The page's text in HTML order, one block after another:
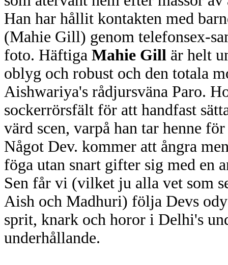
Han har hållit kontakten med
(Mahie Gill) genom telefonsex-
foto. Häftiga Mahie Gill är helt
oblyg och robust och den totala
Aishwariya's rådjursväna Paro.
sockerrörsfält för att handfast
värd scen, varpå han tar henne
Något Dev. kommer att ångra
föga utan snart gifter sig med en
Sen får vi (vilket ju alla vet som
Aish och Madhuri) följa Devs
sprit, knark och horor i Delhi's
underhållande.